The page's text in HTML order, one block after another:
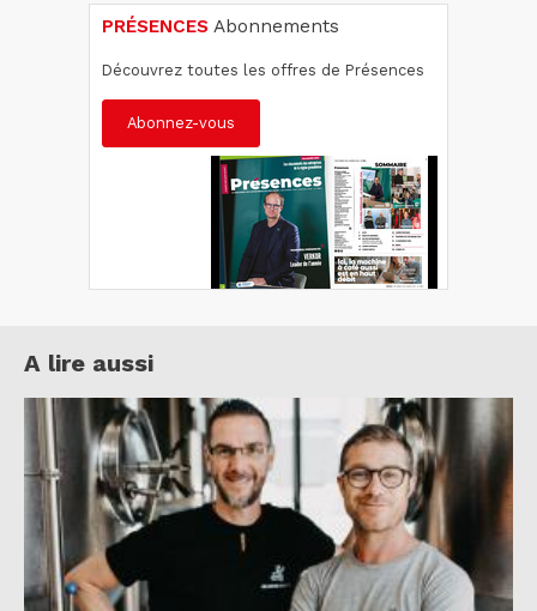
PRÉSENCES Abonnements
Découvrez toutes les offres de Présences
Abonnez-vous
A lire aussi